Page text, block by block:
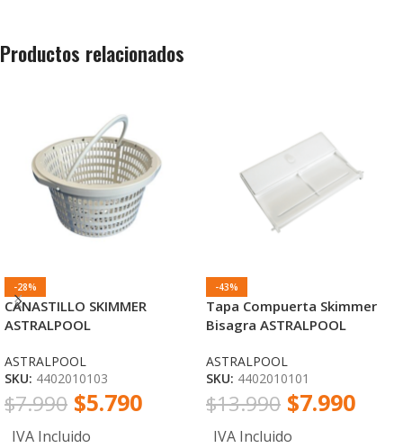
Productos relacionados
-28%
CANASTILLO SKIMMER
ASTRALPOOL
ASTRALPOOL
SKU: 4402010103
$7.990 $5.790
IVA Incluido
-43%
Tapa Compuerta Skimmer
Bisagra ASTRALPOOL
ASTRALPOOL
SKU: 4402010101
$13.990 $7.990
IVA Incluido